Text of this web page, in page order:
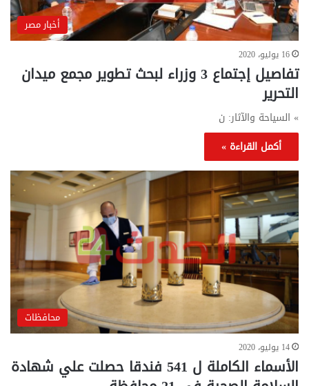
أخبار مصر
16 يوليو، 2020
تفاصيل إجتماع 3 وزراء لبحث تطوير مجمع ميدان
التحرير
» السياحة والآثار: ن
أكمل القراءة »
محافظات
14 يوليو، 2020
الأسماء الكاملة ل 541 فندقا حصلت علي شهادة